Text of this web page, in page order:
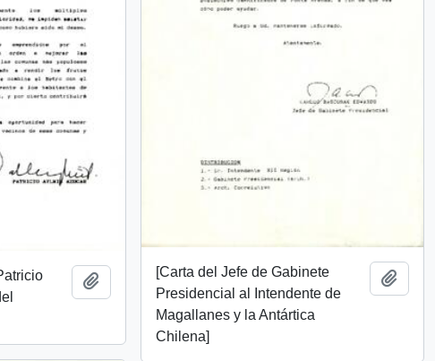
[Carta del Jefe de Gabinete
Presidencial al Intendente de
Magallanes y la Antártica
Chilena]
Añadir al portapapeles